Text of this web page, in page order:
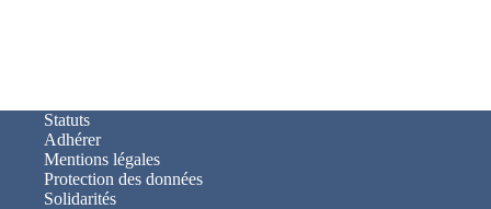
Statuts
Adhérer
Mentions légales
Protection des données
Solidarités